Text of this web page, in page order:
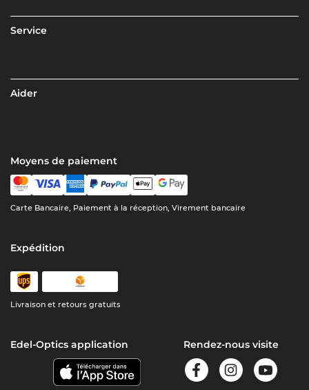
Service
Aider
Moyens de paiement
Carte Bancaire, Paiement à la réception, Virement bancaire
Expédition
Livraison et retours gratuits
Edel-Optics application Rendez-nous visite